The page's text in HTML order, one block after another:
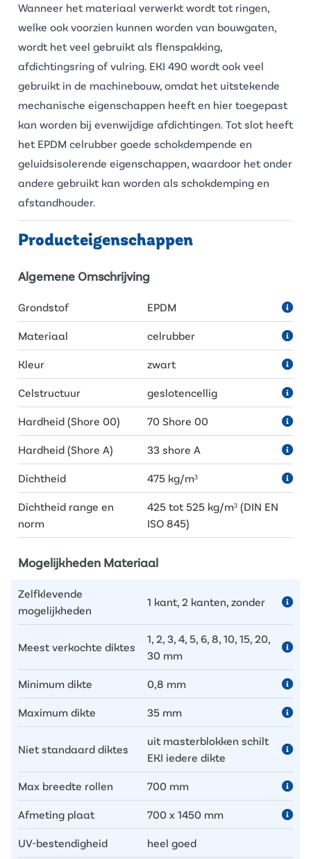
Wanneer het materiaal verwerkt wordt tot ringen,
welke ook voorzien kunnen worden van bouwgaten,
wordt het veel gebruikt als flenspakking,
afdichtingsring of vulring. EKI 490 wordt ook veel
gebruikt in de machinebouw, omdat het uitstekende
mechanische eigenschappen heeft en hier toegepast
kan worden bij evenwijdige afdichtingen. Tot slot heeft
het EPDM celrubber goede schokdempende en
geluidsisolerende eigenschappen, waardoor het onder
andere gebruikt kan worden als schokdemping en
afstandhouder.
Producteigenschappen
Algemene Omschrijving
Grondstof EPDM
Materiaal celrubber
Kleur zwart
Celstructuur geslotencellig
Hardheid (Shore 00) 70 Shore 00
Hardheid (Shore A) 33 shore A
Dichtheid 475 kg/m³
Dichtheid range en
norm
425 tot 525 kg/m³ (DIN EN
ISO 845)
Mogelijkheden Materiaal
Zelfklevende
mogelijkheden
1 kant, 2 kanten, zonder
Meest verkochte diktes
1, 2, 3, 4, 5, 6, 8, 10, 15, 20,
30 mm
Minimum dikte 0,8 mm
Maximum dikte 35 mm
Niet standaard diktes
uit masterblokken schilt
EKI iedere dikte
Max breedte rollen 700 mm
Afmeting plaat 700 x 1450 mm
UV-bestendigheid heel goed